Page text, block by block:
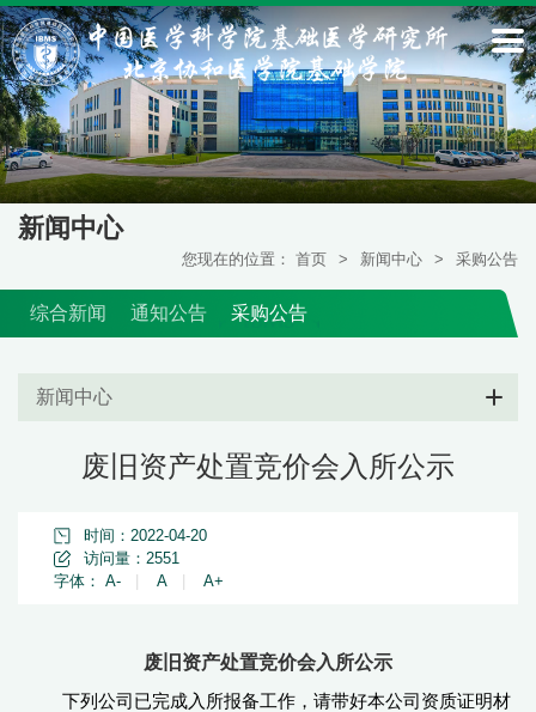
新闻中心
您现在的位置： 首页 > 新闻中心 > 采购公告
综合新闻 通知公告 采购公告
新闻中心
废旧资产处置竞价会入所公示
时间：2022-04-20
访问量： 2551
字体： A- A A+
废旧资产处置竞价会入所公示
下列公司已完成入所报备工作，请带好本公司资质证明材